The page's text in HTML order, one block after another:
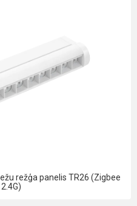
režģa panelis TR26 (Zigbee